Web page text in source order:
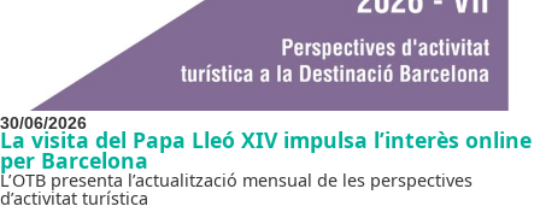
30/06/2026
La visita del Papa Lleó XIV impulsa l’interès online
per Barcelona
L’OTB presenta l’actualització mensual de les perspectives
d’activitat turística